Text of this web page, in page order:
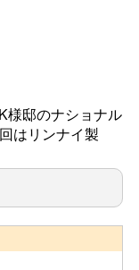
様邸のナショナル
はリンナイ製